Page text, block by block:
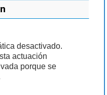
desactivado.
actuación
porque se